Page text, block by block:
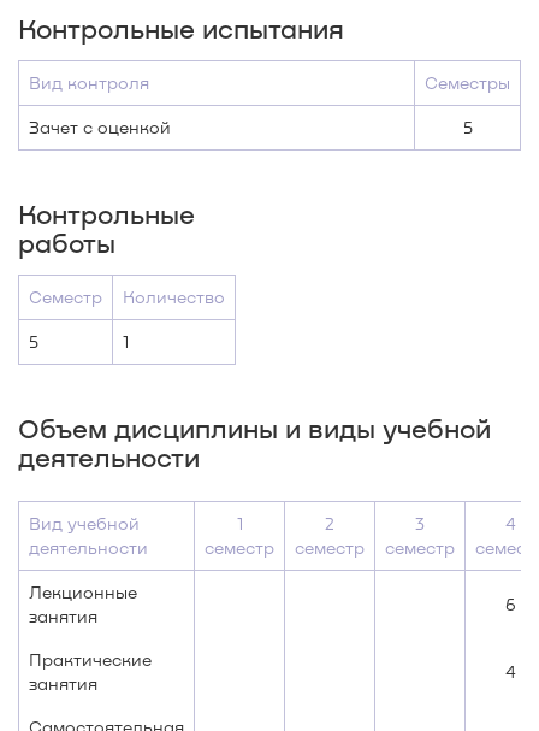
Контрольные испытания
Вид контроля Семестры
Зачет с оценкой 5
Контрольные
работы
Семестр Количество
5 1
Объем дисциплины и виды учебной
деятельности
Вид учебной
деятельности
1
семестр
2
семестр
3
семестр
4
Лекционные
занятия
6
Практические
занятия
4
Самостоятельная